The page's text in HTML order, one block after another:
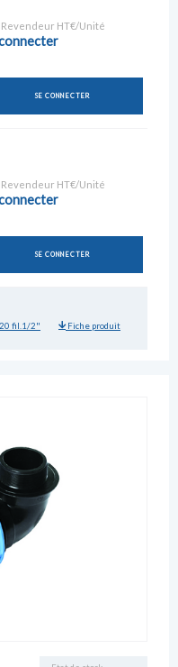
Revendeur HT€/Unité
SE CONNECTER
Revendeur HT€/Unité
SE CONNECTER
Fiche produit
fil.1/2"